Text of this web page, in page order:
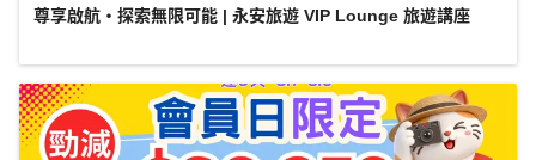
尊享啟航・探索無限可能 | 永安旅遊 VIP Lounge 旅遊講座